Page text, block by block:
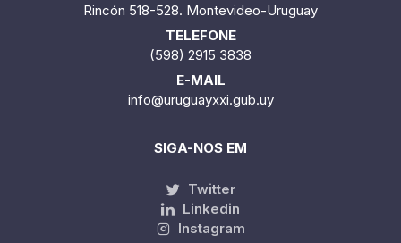
Rincón 518-528. Montevideo-Uruguay
TELEFONE
(598) 2915 3838
E-MAIL
info@uruguayxxi.gub.uy
SIGA-NOS EM
Twitter
Linkedin
Instagram